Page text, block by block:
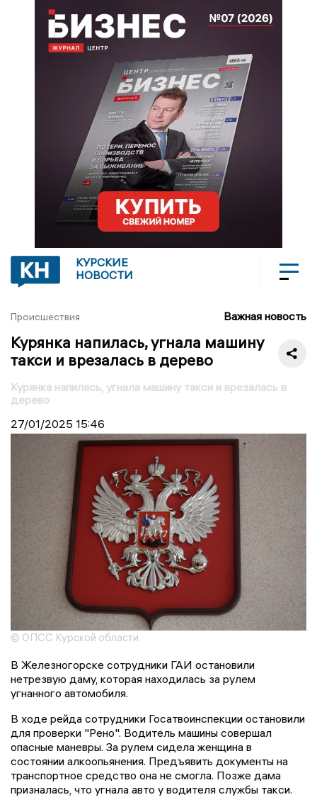
КУРСКИЕ
НОВОСТИ
Происшествия Важная новость
Курянка напилась, угнала машину
такси и врезалась в дерево
Курянка напилась, угнала машину такси и врезалась в
дерево
27/01/2025 15:46
© ОПСС Курской области
В Железногорске сотрудники ГАИ остановили
нетрезвую даму, которая находилась за рулем
угнанного автомобиля.
В ходе рейда сотрудники Госатвоинспекции остановили
для проверки "Рено". Водитель машины совершал
опасные маневры. За рулем сидела женщина в
состоянии алкоопьянения. Предъявить документы на
транспортное средство она не смогла. Позже дама
призналась, что угнала авто у водителя службы такси.